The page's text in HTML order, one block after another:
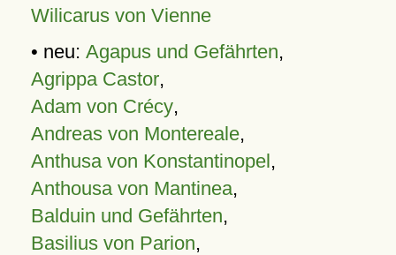
Wilicarus von Vienne
• neu: Agapus und Gefährten,
Agrippa Castor,
Adam von Crécy,
Andreas von Montereale,
Anthusa von Konstantinopel,
Anthousa von Mantinea,
Balduin und Gefährten,
Basilius von Parion,